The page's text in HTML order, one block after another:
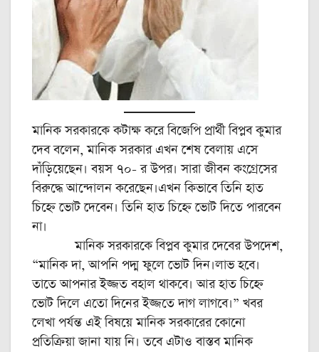
মানিক সরকারকে কটাক্ষ করে বিজেপি প্রার্থী বিপ্লব কুমার
দেব বলেন, মানিক সরকার এখন শেষ বেলায় এসে
দাঁড়িয়েছেন। বয়স ৭০- র উপর। সারা জীবন কংগ্রেসের
বিরুদ্ধে আন্দোলন করেছেন।এখন কিভাবে তিনি হাত
চিহ্নে ভোট দেবেন। তিনি হাত চিহ্নে ভোট দিতে পারবেন
না।
মানিক সরকারকে বিপ্লব কুমার দেবের উপদেশ,
“মানিক দা, আপনি পদ্ম ফুলে ভোট দিন।লাভ হবে।
তাতে আপনার ইজ্জত বহাল থাকবে। আর হাত চিহ্নে
ভোট দিলে এতো দিনের ইজ্জতে দাগ লাগবে।” খবর
লেখা পর্যন্ত এই বিষয়ে মানিক সরকারের কোনো
প্রতিক্রিয়া জানা যায় নি। তবে এটাও বাস্তব মানিক